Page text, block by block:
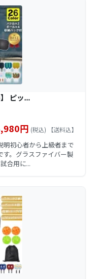
ピッ...
円 (税込) 【送料込】
明初心者から上級者まで
す。グラスファイバー製
合用に...